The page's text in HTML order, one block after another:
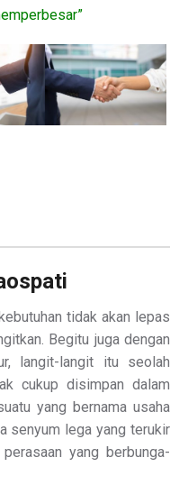
tidak akan lepas
Begitu juga dengan
langit-langit itu seolah
cukup disimpan dalam
yang bernama usaha
senyum lega yang terukir
yang berbunga-